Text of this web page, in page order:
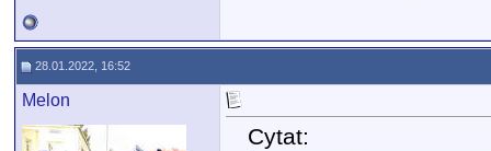
28.01.2022, 16:52
Melon
Cytat: